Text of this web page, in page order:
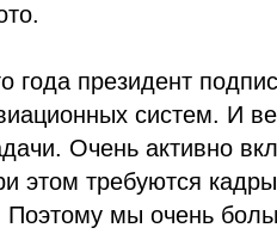
президент
систем. И
Очень активно
этом требуются
Поэтому мы очень